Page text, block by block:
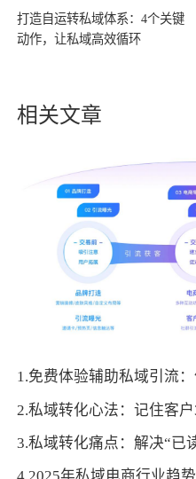
打造自运转私域体系：4个关键
动作，让私域高效循环
相关文章